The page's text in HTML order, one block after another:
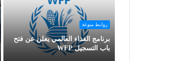
روابط منوعة
برنامج الغذاء العالمي يعلن عن فتح
باب التسجيل WFP